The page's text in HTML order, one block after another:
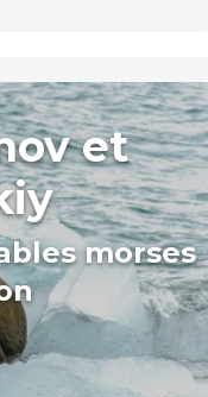
et
morses